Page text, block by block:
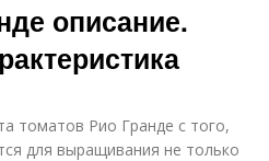
описание.
томатов Рио Гранде с того,
для выращивания не только